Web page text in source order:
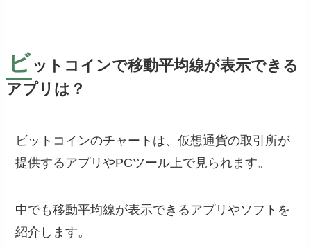
ビ ットコインで移動平均線が表示できる
アプリは？
ビットコインのチャートは、仮想通貨の取引所が
提供するアプリやPCツール上で見られます。
中でも移動平均線が表示できるアプリやソフトを
紹介します。